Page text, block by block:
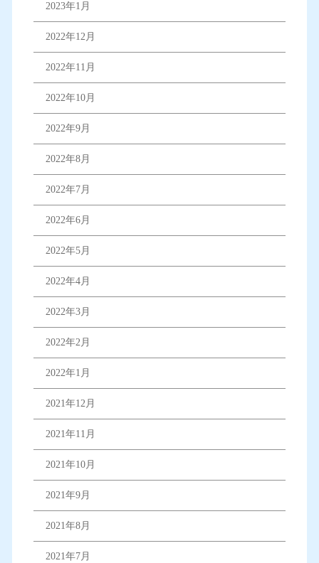
2023年1月
2022年12月
2022年11月
2022年10月
2022年9月
2022年8月
2022年7月
2022年6月
2022年5月
2022年4月
2022年3月
2022年2月
2022年1月
2021年12月
2021年11月
2021年10月
2021年9月
2021年8月
2021年7月